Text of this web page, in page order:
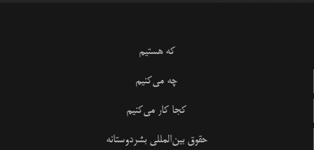
که هستیم
چه می‌کنیم
کجا کار می‌کنیم
حقوق بین‌المللی بشردوستانه